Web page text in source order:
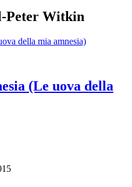
Peter Witkin
(Le uova della